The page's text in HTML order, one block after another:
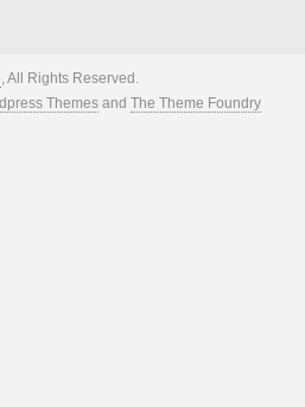
, All Rights Reserved.
Themes and The Theme Foundry